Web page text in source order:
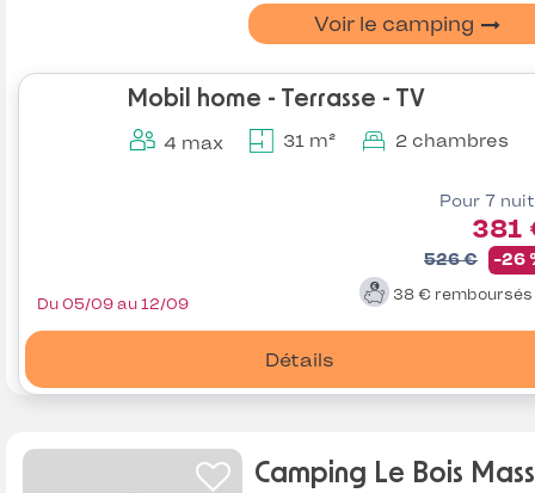
Voir le camping
Mobil home - Terrasse - TV
4 max 31 m² 2 chambres
Pour 7
381
526 € -26
38 € remboursés
Détails
Du 05/09 au 12/09
Camping Le Bois